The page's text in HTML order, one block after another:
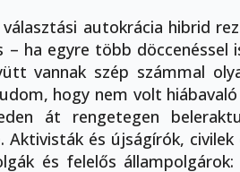
autokrácia hibrid
– ha egyre több
vannak szép számmal
hogy nem volt
át rengetegen
Aktivisták és újságírók,
és felelős